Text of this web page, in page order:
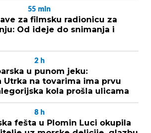
55 min
za filmsku radionicu za
Od ideje do snimanja i
2 h
u punom jeku:
Utrka na tovarima ima prvu
kola prošla ulicama
8 h
fešta u Plomin Luci okupila